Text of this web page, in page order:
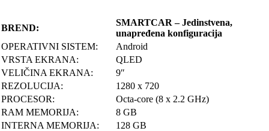
BREND:
SMARTCAR – Jedinstvena,
unapređena konfiguracija
OPERATIVNI SISTEM:
Android
VRSTA EKRANA:
QLED
VELIČINA EKRANA:
9″
REZOLUCIJA:
1280 x 720
PROCESOR:
Octa-core (8 x 2.2 GHz)
RAM MEMORIJA:
8 GB
INTERNA MEMORIJA:
128 GB